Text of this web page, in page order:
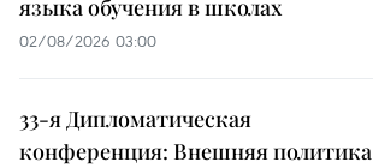
языка обучения в школах
02/08/2026 03:00
33-я Дипломатическая
конференция: Внешняя политика